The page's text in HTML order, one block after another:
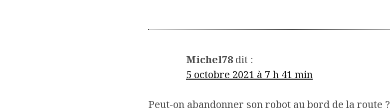
Michel78 dit :
5 octobre 2021 à 7 h 41 min
Peut-on abandonner son robot au bord de la route ?